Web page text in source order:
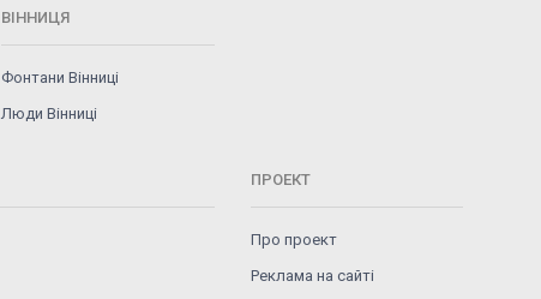
ВІННИЦЯ
Фонтани Вінниці
Люди Вінниці
ПРОЕКТ
Про проект
Реклама на сайті